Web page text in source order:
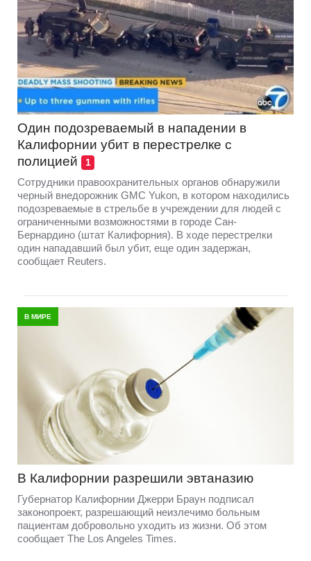
Один подозреваемый в нападении в
Калифорнии убит в перестрелке с
полицией
1
Сотрудники правоохранительных органов обнаружили
черный внедорожник GMC Yukon, в котором находились
подозреваемые в стрельбе в учреждении для людей с
ограниченными возможностями в городе Сан-
Бернардино (штат Калифорния). В ходе перестрелки
один нападавший был убит, еще один задержан,
сообщает Reuters.
В МИРЕ
В Калифорнии разрешили эвтаназию
Губернатор Калифорнии Джерри Браун подписал
законопроект, разрешающий неизлечимо больным
пациентам добровольно уходить из жизни. Об этом
сообщает The Los Angeles Times.